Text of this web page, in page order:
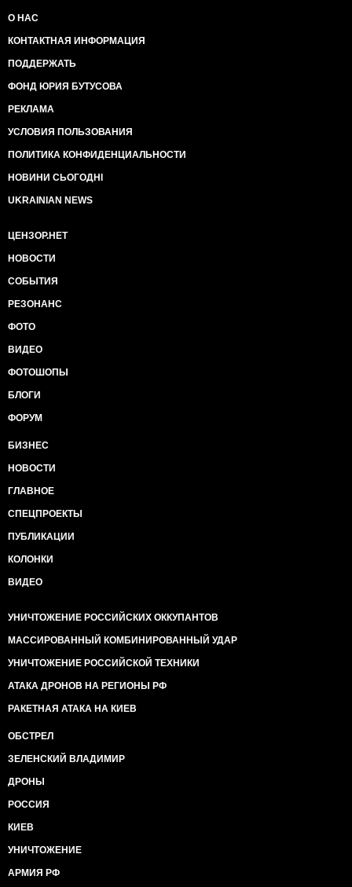
О НАС
КОНТАКТНАЯ ИНФОРМАЦИЯ
ПОДДЕРЖАТЬ
ФОНД ЮРИЯ БУТУСОВА
РЕКЛАМА
УСЛОВИЯ ПОЛЬЗОВАНИЯ
ПОЛИТИКА КОНФИДЕНЦИАЛЬНОСТИ
НОВИНИ СЬОГОДНІ
UKRAINIAN NEWS
ЦЕНЗОР.НЕТ
НОВОСТИ
СОБЫТИЯ
РЕЗОНАНС
ФОТО
ВИДЕО
ФОТОШОПЫ
БЛОГИ
ФОРУМ
БИЗНЕС
НОВОСТИ
ГЛАВНОЕ
СПЕЦПРОЕКТЫ
ПУБЛИКАЦИИ
КОЛОНКИ
ВИДЕО
УНИЧТОЖЕНИЕ РОССИЙСКИХ ОККУПАНТОВ
МАССИРОВАННЫЙ КОМБИНИРОВАННЫЙ УДАР
УНИЧТОЖЕНИЕ РОССИЙСКОЙ ТЕХНИКИ
АТАКА ДРОНОВ НА РЕГИОНЫ РФ
РАКЕТНАЯ АТАКА НА КИЕВ
ОБСТРЕЛ
ЗЕЛЕНСКИЙ ВЛАДИМИР
ДРОНЫ
РОССИЯ
КИЕВ
УНИЧТОЖЕНИЕ
АРМИЯ РФ